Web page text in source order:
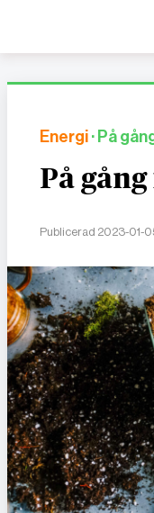
Energi· På
På
Publicerad 2023-01-